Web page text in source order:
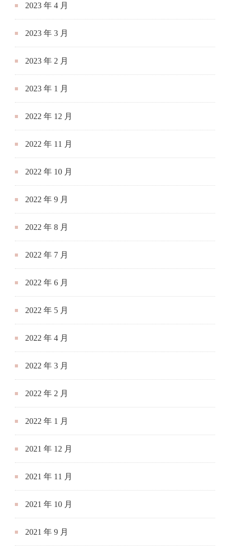
2023 年 4 月
2023 年 3 月
2023 年 2 月
2023 年 1 月
2022 年 12 月
2022 年 11 月
2022 年 10 月
2022 年 9 月
2022 年 8 月
2022 年 7 月
2022 年 6 月
2022 年 5 月
2022 年 4 月
2022 年 3 月
2022 年 2 月
2022 年 1 月
2021 年 12 月
2021 年 11 月
2021 年 10 月
2021 年 9 月